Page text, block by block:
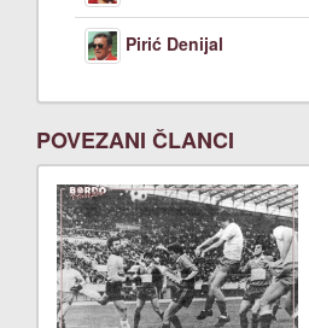
Pirić Denijal
POVEZANI ČLANCI